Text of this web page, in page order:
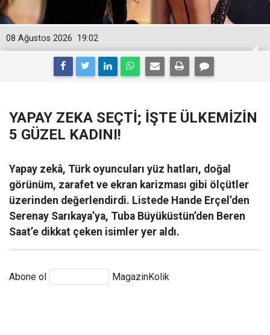
19:02
08 Ağustos 2026
YAPAY ZEKA SEÇTİ; İŞTE ÜLKEMİZİN
5 GÜZEL KADINI!
Yapay zekâ, Türk oyuncuları yüz hatları, doğal
görünüm, zarafet ve ekran karizması gibi ölçütler
üzerinden değerlendirdi. Listede Hande Erçel’den
Serenay Sarıkaya’ya, Tuba Büyüküstün’den Beren
Saat’e dikkat çeken isimler yer aldı.
Abone ol MagazinKolik